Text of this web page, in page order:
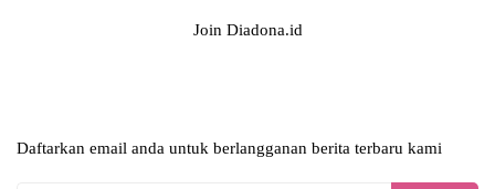
Join Diadona.id
Daftarkan email anda untuk berlangganan berita terbaru kami